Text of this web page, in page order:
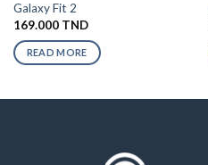
Galaxy Fit 2
169.000 TND
READ MORE